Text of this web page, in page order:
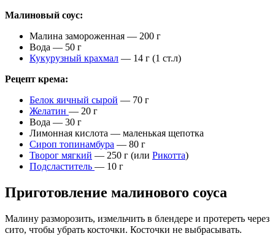
Малиновый соус:
Малина замороженная — 200 г
Вода — 50 г
Кукурузный крахмал — 14 г (1 ст.л)
Рецепт крема:
Белок яичный сырой — 70 г
Желатин — 20 г
Вода — 30 г
Лимонная кислота — маленькая щепотка
Сироп топинамбура — 80 г
Творог мягкий — 250 г (или Рикотта)
Подсластитель — 10 г
Приготовление малинового соуса
Малину разморозить, измельчить в блендере и протереть через
сито, чтобы убрать косточки. Косточки не выбрасывать.